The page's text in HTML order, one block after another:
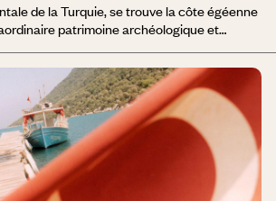
de la Turquie, se trouve la côte égéenne
patrimoine archéologique et
journée de visiter l'incroyable site
vous balader dans les rues ottomanes
de Turquie, de vous baigner dans les eaux
et de passer la nuit dans l'une des
ou d'Içmeler. Un voyage sur la
sera également un ravissement pour